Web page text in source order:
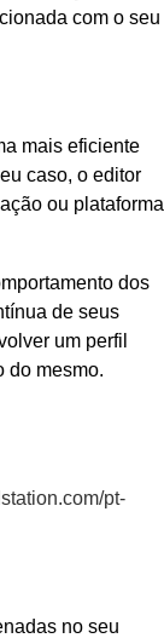
com o seu
mais eficiente
caso, o editor
ou plataforma
dos
de seus
um perfil
do mesmo.
pt-
no seu